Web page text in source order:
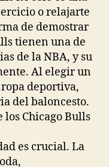
o relajarte
de demostrar
tienen una de
de la NBA, y su
Al elegir un
deportiva,
del baloncesto.
los Chicago Bulls
es crucial. La